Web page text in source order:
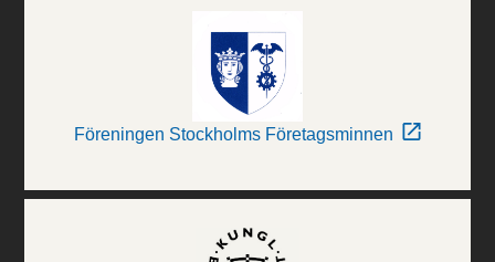
Föreningen Stockholms Företagsminnen